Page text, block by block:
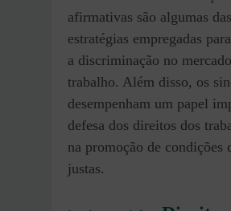
afirmativas são algumas das
estratégias empregadas
a discriminação no
trabalho. Além disso, os
desempenham um papel
defesa dos direitos dos
na promoção de condições
justas.